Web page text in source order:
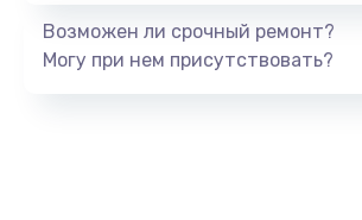
Замена аккумулятора
от 890 руб.
Возможен ли срочный ремонт?
Могу при нем присутствовать?